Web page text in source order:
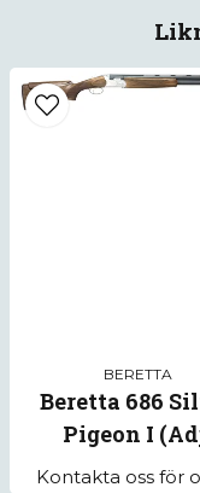
BERETTA
Beretta 686
Pigeon I
Kontakta oss för
Tyngre
680-
Optimerad
Toplever
förbättrad
Justerbart
Beretta
lopp
emailMejladress